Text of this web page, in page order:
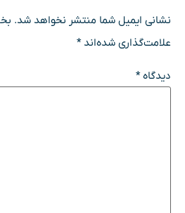
نشانی ایمیل شما منتشر نخواهد شد.
علامت‌گذاری شده‌اند*
دیدگاه*